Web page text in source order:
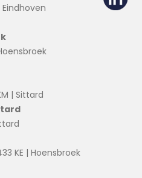
| Sittard
KE | Hoensbroek